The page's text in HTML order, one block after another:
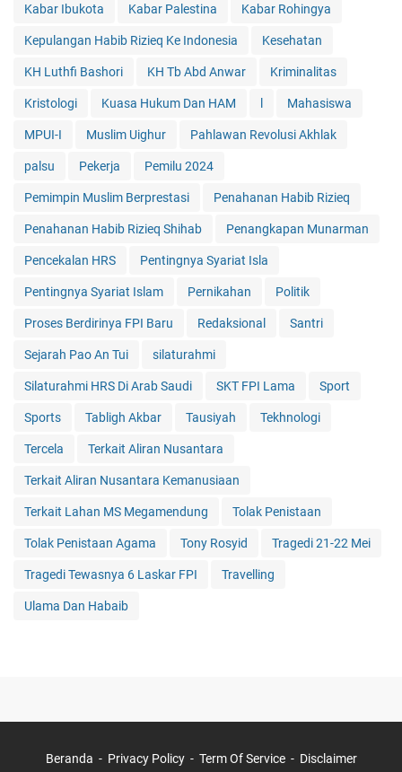
Kabar Ibukota Kabar Palestina Kabar Rohingya
Kepulangan Habib Rizieq Ke Indonesia Kesehatan
KH Luthfi Bashori KH Tb Abd Anwar Kriminalitas
Kristologi Kuasa Hukum Dan HAM Mahasiswa
MPUI-I Muslim Uighur Pahlawan Revolusi Akhlak
palsu Pekerja Pemilu 2024
Pemimpin Muslim Berprestasi Penahanan Habib Rizieq
Penahanan Habib Rizieq Shihab Penangkapan Munarman
Pencekalan HRS Pentingnya Syariat Isla
Pentingnya Syariat Islam Pernikahan Politik
Proses Berdirinya FPI Baru Redaksional Santri
Sejarah Pao An Tui silaturahmi
Silaturahmi HRS Di Arab Saudi SKT FPI Lama Sport
Sports Tabligh Akbar Tausiyah Tekhnologi
Tercela Terkait Aliran Nusantara
Terkait Aliran Nusantara Kemanusiaan
Terkait Lahan MS Megamendung Tolak Penistaan
Tolak Penistaan Agama Tony Rosyid Tragedi 21-22 Mei
Tragedi Tewasnya 6 Laskar FPI Travelling
Ulama Dan Habaib
Beranda Privacy Policy Term Of Service Disclaimer